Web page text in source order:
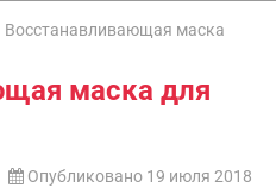
Восстанавливающая маска
маска для
Опубликовано 19 июля 2018